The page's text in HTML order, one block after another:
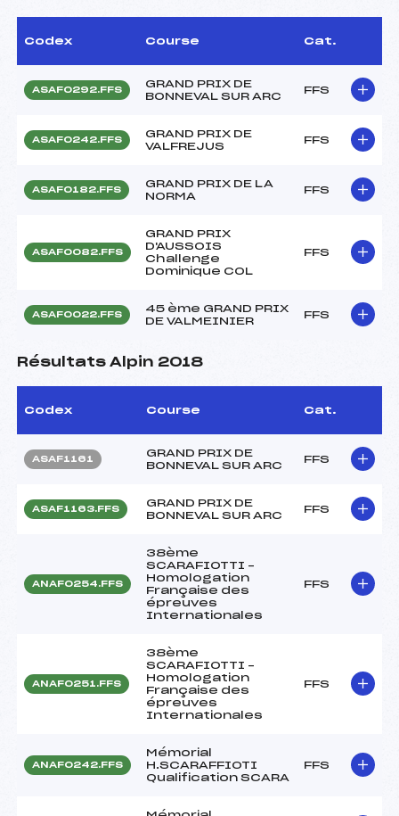
Codex Course Cat.
ASAF0292.FFS
GRAND PRIX DE
BONNEVAL SUR ARC
FFS
ASAF0242.FFS
GRAND PRIX DE
VALFREJUS
FFS
ASAF0182.FFS
GRAND PRIX DE LA
NORMA
FFS
ASAF0082.FFS
GRAND PRIX
D'AUSSOIS
Challenge
Dominique COL
FFS
ASAF0022.FFS
45 ème GRAND PRIX
DE VALMEINIER
FFS
Résultats Alpin 2018
Codex Course Cat.
ASAF1161
GRAND PRIX DE
BONNEVAL SUR ARC
FFS
ASAF1163.FFS
GRAND PRIX DE
BONNEVAL SUR ARC
FFS
ANAF0254.FFS
38ème
SCARAFIOTTI –
Homologation
Française des
épreuves
Internationales
FFS
ANAF0251.FFS
38ème
SCARAFIOTTI –
Homologation
Française des
épreuves
Internationales
FFS
ANAF0242.FFS
Mémorial
H.SCARAFFIOTI
Qualification SCARA
FFS